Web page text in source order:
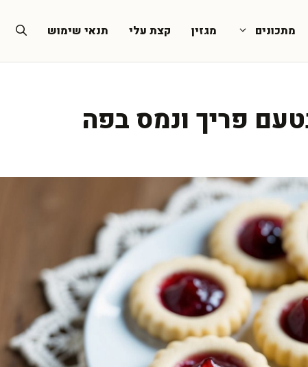
מתכונים מגזין קצת עלי תנאי שימוש
פריך ונמס בפה